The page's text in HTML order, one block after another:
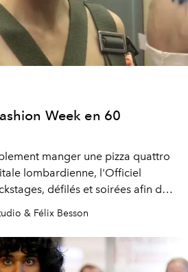
Week en 60
manger une pizza quattro
lombardienne, l'Officiel
défilés et soirées afin de
de la semaine de la mode
secondes.
& Félix Besson